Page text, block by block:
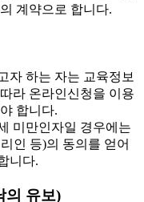
계약으로 합니다.
자 하는 자는 교육정보
라 온라인신청을 이용
합니다.
미만인자일 경우에는
인 등)의 동의를 얻어
니다.
의 유보)